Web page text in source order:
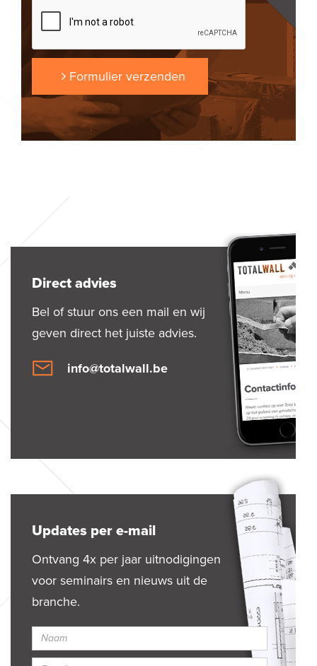
Formulier verzenden
Direct advies
Bel of stuur ons een mail en wij
geven direct het juiste advies.
info@totalwall.be
Updates per e-mail
Ontvang 4x per jaar uitnodigingen
voor seminairs en nieuws uit de
branche.